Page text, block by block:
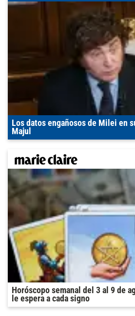
Los datos engañosos de Milei en
Majul
Horóscopo semanal del 3 al 9 de
le espera a cada signo